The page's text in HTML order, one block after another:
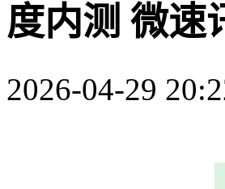
度内测 微速
2026-04-29